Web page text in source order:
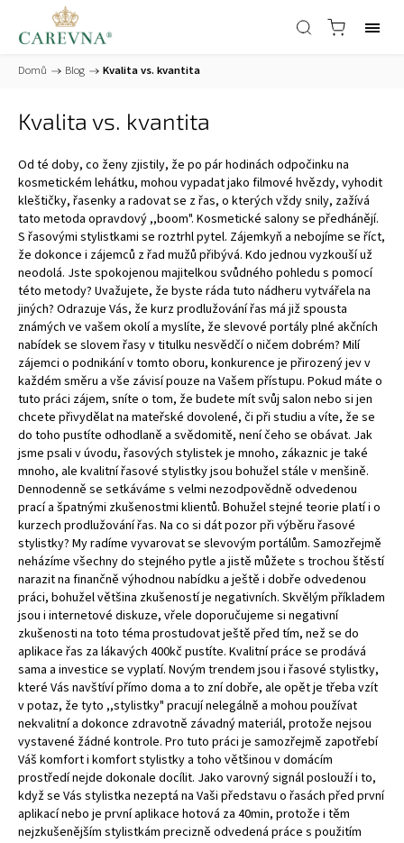
Domů / Blog / Kvalita vs. kvantita
Kvalita vs. kvantita
Od té doby, co ženy zjistily, že po pár hodinách odpočinku na
kosmetickém lehátku, mohou vypadat jako filmové hvězdy, vyhodit
kleštičky, řasenky a radovat se z řas, o kterých vždy snily, zažívá
tato metoda opravdový ,,boom". Kosmetické salony se předhánějí.
S řasovými stylistkami se roztrhl pytel. Zájemkyň a nebojíme se říct,
že dokonce i zájemců z řad mužů přibývá. Kdo jednou vyzkouší už
neodolá. Jste spokojenou majitelkou svůdného pohledu s pomocí
této metody? Uvažujete, že byste ráda tuto nádheru vytvářela na
jiných? Odrazuje Vás, že kurz prodlužování řas má již spousta
známých ve vašem okolí a myslíte, že slevové portály plné akčních
nabídek se slovem řasy v titulku nesvědčí o ničem dobrém? Milí
zájemci o podnikání v tomto oboru, konkurence je přirozený jev v
každém směru a vše závisí pouze na Vašem přístupu. Pokud máte o
tuto práci zájem, sníte o tom, že budete mít svůj salon nebo si jen
chcete přivydělat na mateřské dovolené, či při studiu a víte, že se
do toho pustíte odhodlaně a svědomitě, není čeho se obávat. Jak
jsme psali v úvodu, řasových stylistek je mnoho, zákaznic je také
mnoho, ale kvalitní řasové stylistky jsou bohužel stále v menšině.
Dennodenně se setkáváme s velmi nezodpovědně odvedenou
prací a špatnými zkušenostmi klientů. Bohužel stejné teorie platí i o
kurzech prodlužování řas. Na co si dát pozor při výběru řasové
stylistky? My radíme vyvarovat se slevovým portálům. Samozřejmě
neházíme všechny do stejného pytle a jistě můžete s trochou štěstí
narazit na finančně výhodnou nabídku a ještě i dobře odvedenou
práci, bohužel většina zkušeností je negativních. Skvělým příkladem
jsou i internetové diskuze, vřele doporučujeme si negativní
zkušenosti na toto téma prostudovat ještě před tím, než se do
aplikace řas za lákavých 400kč pustíte. Kvalitní práce se prodává
sama a investice se vyplatí. Novým trendem jsou i řasové stylistky,
které Vás navštíví přímo doma a to zní dobře, ale opět je třeba vzít
v potaz, že tyto ,,stylistky" pracují nelegálně a mohou používat
nekvalitní a dokonce zdravotně závadný materiál, protože nejsou
vystavené žádné kontrole. Pro tuto práci je samozřejmě zapotřebí
Váš komfort i komfort stylistky a toho většinou v domácím
prostředí nejde dokonale docílit. Jako varovný signál poslouží i to,
když se Vás stylistka nezeptá na Vaši představu o řasách před první
aplikací nebo je první aplikace hotová za 40min, protože i těm
nejzkušenějším stylistkám precizně odvedená práce s použitím